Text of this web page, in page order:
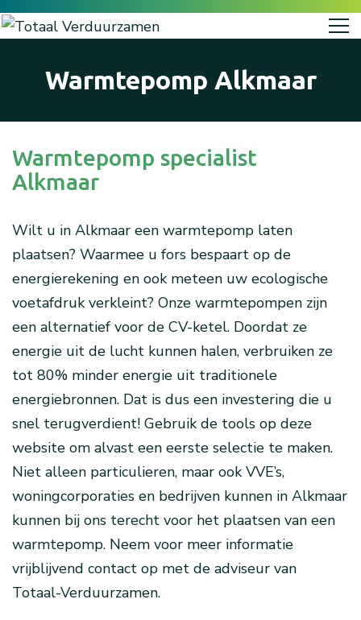
Warmtepomp Alkmaar
Warmtepomp specialist
Alkmaar
Wilt u in Alkmaar een warmtepomp laten
plaatsen? Waarmee u fors bespaart op de
energierekening en ook meteen uw ecologische
voetafdruk verkleint? Onze warmtepompen zijn
een alternatief voor de CV-ketel. Doordat ze
energie uit de lucht kunnen halen, verbruiken ze
tot 80% minder energie uit traditionele
energiebronnen. Dat is dus een investering die u
snel terugverdient! Gebruik de tools op deze
website om alvast een eerste selectie te maken.
Niet alleen particulieren, maar ook VVE’s,
woningcorporaties en bedrijven kunnen in Alkmaar
kunnen bij ons terecht voor het plaatsen van een
warmtepomp. Neem voor meer informatie
vrijblijvend contact op met de adviseur van
Totaal-Verduurzamen.